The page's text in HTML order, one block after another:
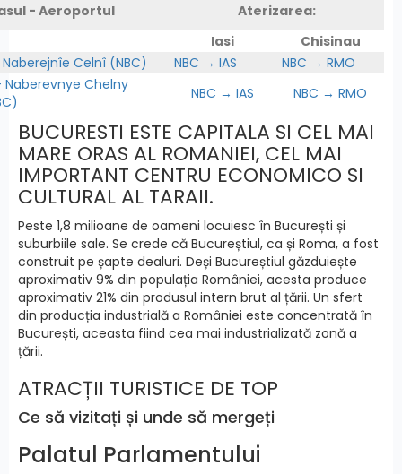
- Aeroportul
Aterizarea:
Iasi
Chisinau
Celnî (NBC)
NBC → IAS
NBC → RMO
Chelny
NBC → IAS NBC → RMO
BUCURESTI ESTE CAPITALA SI CEL MAI
MARE ORAS AL ROMANIEI, CEL MAI
IMPORTANT CENTRU ECONOMICO SI
CULTURAL AL TARAII.
Peste 1,8 milioane de oameni locuiesc în București și
suburbiile sale. Se crede că Bucureștiul, ca și Roma, a fost
construit pe șapte dealuri. Deși Bucureștiul găzduiește
aproximativ 9% din populația României, acesta produce
aproximativ 21% din produsul intern brut al țării. Un sfert
din producția industrială a României este concentrată în
București, aceasta fiind cea mai industrializată zonă a
țării.
ATRACȚII TURISTICE DE TOP
Ce să vizitați și unde să mergeți
Palatul Parlamentului